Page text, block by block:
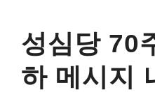
성심당 70
하 메시지